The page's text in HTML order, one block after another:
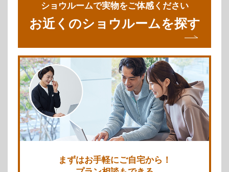
ショウルームで実物をご体感ください
お近くのショウルームを探す
まずはお手軽にご自宅から！